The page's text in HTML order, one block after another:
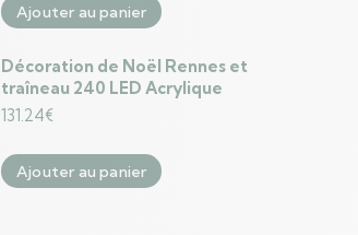
Ajouter au panier
Décoration de Noël Rennes et
traîneau 240 LED Acrylique
131.24€
Ajouter au panier